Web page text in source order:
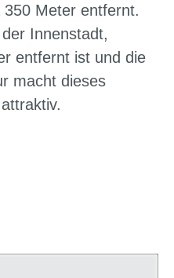
Meter entfernt.
Innenstadt,
entfernt ist und die
macht dieses